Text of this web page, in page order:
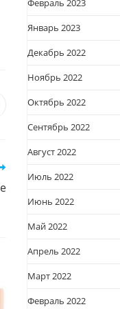
новом
Февраль 2023
Январь 2023
Декабрь 2022
Ноябрь 2022
Октябрь 2022
Сентябрь 2022
Август 2022
Июль 2022
Июнь 2022
Май 2022
Апрель 2022
Март 2022
Февраль 2022